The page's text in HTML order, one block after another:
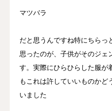
マツバラ
だと思うんですね特にちらっ
思ったのが、子供がそのジェ
す。実際にひらひらした服が
もこれは許していいものかど
いました